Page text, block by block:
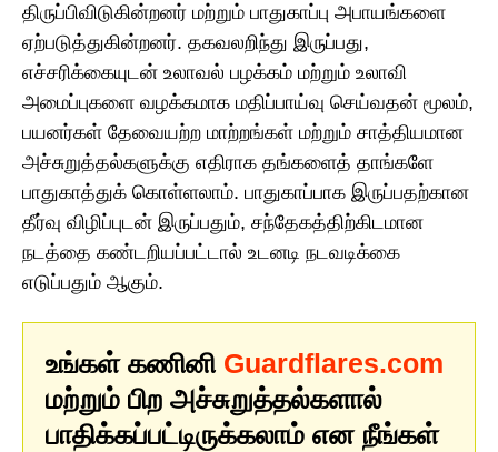
திருப்பிவிடுகின்றனர் மற்றும் பாதுகாப்பு அபாயங்களை
ஏற்படுத்துகின்றனர். தகவலறிந்து இருப்பது,
எச்சரிக்கையுடன் உலாவல் பழக்கம் மற்றும் உலாவி
அமைப்புகளை வழக்கமாக மதிப்பாய்வு செய்வதன் மூலம்,
பயனர்கள் தேவையற்ற மாற்றங்கள் மற்றும் சாத்தியமான
அச்சுறுத்தல்களுக்கு எதிராக தங்களைத் தாங்களே
பாதுகாத்துக் கொள்ளலாம். பாதுகாப்பாக இருப்பதற்கான
தீர்வு விழிப்புடன் இருப்பதும், சந்தேகத்திற்கிடமான
நடத்தை கண்டறியப்பட்டால் உடனடி நடவடிக்கை
எடுப்பதும் ஆகும்.
உங்கள் கணினி Guardflares.com
மற்றும் பிற அச்சுறுத்தல்களால்
பாதிக்கப்பட்டிருக்கலாம் என நீங்கள்